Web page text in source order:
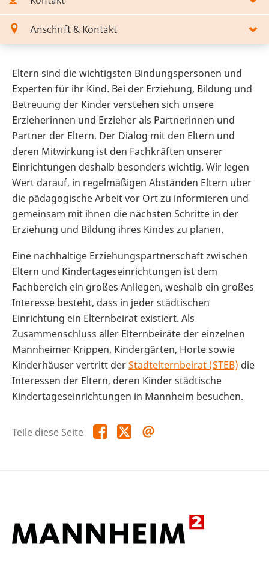
Anschrift & Kontakt
Eltern sind die wichtigsten Bindungspersonen und
Experten für ihr Kind. Bei der Erziehung, Bildung und
Betreuung der Kinder verstehen sich unsere
Erzieherinnen und Erzieher als Partnerinnen und
Partner der Eltern. Der Dialog mit den Eltern und
deren Mitwirkung ist den Fachkräften unserer
Einrichtungen deshalb besonders wichtig. Wir legen
Wert darauf, in regelmäßigen Abständen Eltern über
die pädagogische Arbeit vor Ort zu informieren und
gemeinsam mit ihnen die nächsten Schritte in der
Erziehung und Bildung ihres Kindes zu planen.
Eine nachhaltige Erziehungspartnerschaft zwischen
Eltern und Kindertageseinrichtungen ist dem
Fachbereich ein großes Anliegen, weshalb ein großes
Interesse besteht, dass in jeder städtischen
Einrichtung ein Elternbeirat existiert. Als
Zusammenschluss aller Elternbeiräte der einzelnen
Mannheimer Krippen, Kindergärten, Horte sowie
Kinderhäuser vertritt derStadtelternbeirat (STEB) die
Interessen der Eltern, deren Kinder städtische
Kindertageseinrichtungen in Mannheim besuchen.
Teile diese Seite Teile
diese
Teile
diese